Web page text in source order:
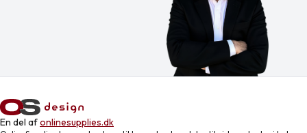
En del afonlinesupplies.dk